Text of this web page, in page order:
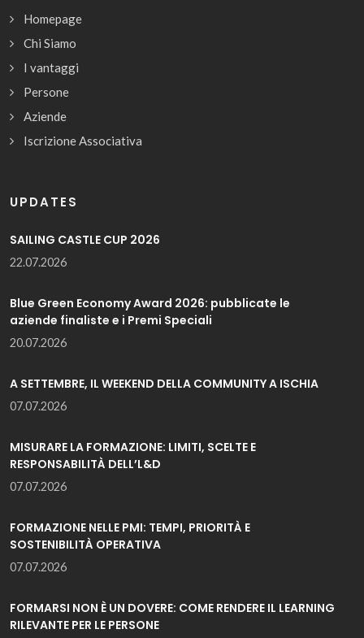
Homepage
Chi Siamo
I vantaggi
Persone
Aziende
Iscrizione Associativa
UPDATES
SAILING CASTLE CUP 2026
22.07.2026
Blue Green Economy Award 2026: pubblicate le
aziende finaliste e i Premi Speciali
20.07.2026
A SETTEMBRE, IL WEEKEND DELLA COMMUNITY A ISCHIA
07.07.2026
MISURARE LA FORMAZIONE: LIMITI, SCELTE E
RESPONSABILITÀ DELL’L&D
07.07.2026
FORMAZIONE NELLE PMI: TEMPI, PRIORITÀ E
SOSTENIBILITÀ OPERATIVA
07.07.2026
FORMARSI NON È UN DOVERE: COME RENDERE IL LEARNING
RILEVANTE PER LE PERSONE